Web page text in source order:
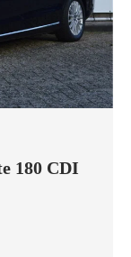
180 CDI